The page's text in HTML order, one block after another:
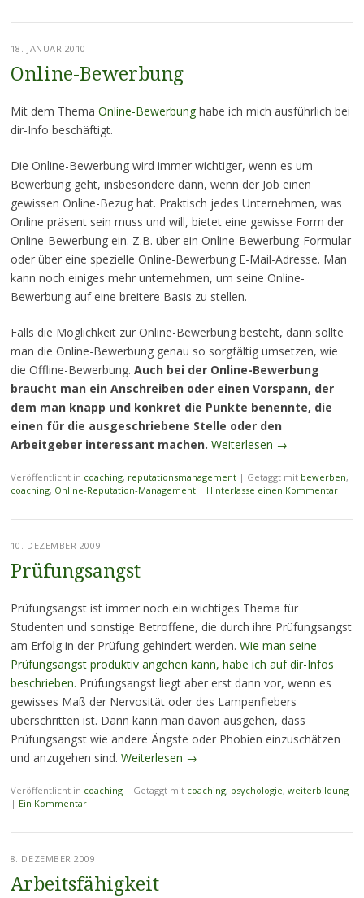
18. JANUAR 2010
Online-Bewerbung
Mit dem Thema Online-Bewerbunghabe ich mich ausführlich bei
dir-Info beschäftigt.
Die Online-Bewerbung wird immer wichtiger, wenn es um
Bewerbung geht, insbesondere dann, wenn der Job einen
gewissen Online-Bezug hat. Praktisch jedes Unternehmen, was
Online präsent sein muss und will, bietet eine gewisse Form der
Online-Bewerbung ein. Z.B. über ein Online-Bewerbung-Formular
oder über eine spezielle Online-Bewerbung E-Mail-Adresse. Man
kann noch einiges mehr unternehmen, um seine Online-
Bewerbung auf eine breitere Basis zu stellen.
Falls die Möglichkeit zur Online-Bewerbung besteht, dann sollte
man die Online-Bewerbung genau so sorgfältig umsetzen, wie
die Offline-Bewerbung. Auch bei der Online-Bewerbung
braucht man ein Anschreiben oder einen Vorspann, der
dem man knapp und konkret die Punkte benennte, die
einen für die ausgeschriebene Stelle oder den
Arbeitgeber interessant machen. Weiterlesen →
Veröffentlicht in coaching, reputationsmanagement | Getaggt mit bewerben,
coaching, Online-Reputation-Management | Hinterlasse einen Kommentar
10. DEZEMBER 2009
Prüfungsangst
Prüfungsangst ist immer noch ein wichtiges Thema für
Studenten und sonstige Betroffene, die durch ihre Prüfungsangst
am Erfolg in der Prüfung gehindert werden. Wie man seine
Prüfungsangst produktiv angehen kann, habe ich auf dir-Infos
beschrieben. Prüfungsangst liegt aber erst dann vor, wenn es
gewisses Maß der Nervosität oder des Lampenfiebers
überschritten ist. Dann kann man davon ausgehen, dass
Prüfungsangst wie andere Ängste oder Phobien einzuschätzen
und anzugehen sind. Weiterlesen →
Veröffentlicht in coaching | Getaggt mit coaching, psychologie, weiterbildung
| Ein Kommentar
8. DEZEMBER 2009
Arbeitsfähigkeit